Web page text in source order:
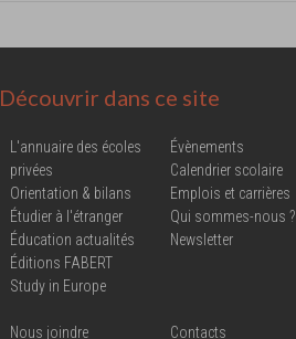
Découvrir dans ce site
L'annuaire des écoles
privées
Orientation & bilans
Étudier à l'étranger
Éducation actualités
Éditions FABERT
Study in Europe
Évènements
Calendrier scolaire
Emplois et carrières
Qui sommes-nous ?
Newsletter
Nous joindre Contacts